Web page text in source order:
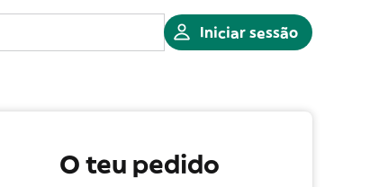
Iniciar sessão
O teu pedido